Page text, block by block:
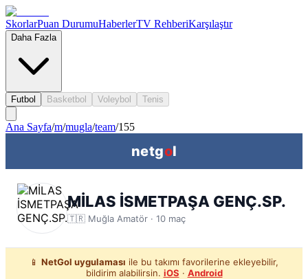
SkorlarPuan DurumuHaberlerTV RehberiKarşılaştır
Daha Fazla
Futbol Basketbol Voleybol Tenis
Ana Sayfa/m/mugla/team/155
netgol
MİLAS İSMETPAŞA GENÇ.SP.
🇹🇷 Muğla Amatör · 10 maç
📱 NetGol uygulaması ile bu takımı favorilerine ekleyebilir,
bildirim alabilirsin. iOS · Android